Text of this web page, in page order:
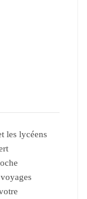
les lycéens